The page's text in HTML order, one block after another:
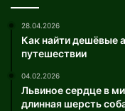
28.04.2026
Как найти дешёвые
путешествии
04.02.2026
Львиное сердце в
длинная шерсть